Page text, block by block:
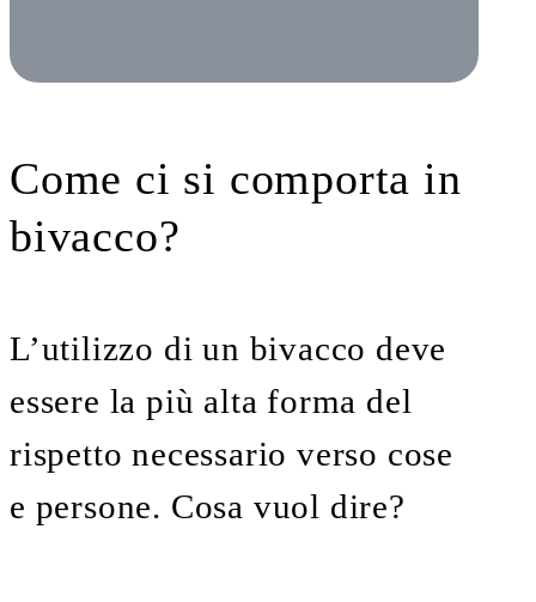
Come ci si comporta in
bivacco?
L’utilizzo di un bivacco deve
essere la più alta forma del
rispetto necessario verso cose
e persone. Cosa vuol dire?